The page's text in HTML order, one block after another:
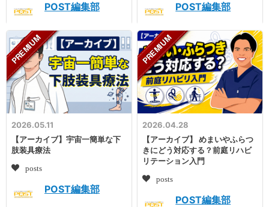
POST編集部 POST編集部
2026.05.11
【アーカイブ】宇宙一簡単な下
肢装具療法
posts
POST編集部
2026.04.28
【アーカイブ】 めまいやふらつ
きにどう対応する？前庭リハビ
リテーション入門
posts
POST編集部